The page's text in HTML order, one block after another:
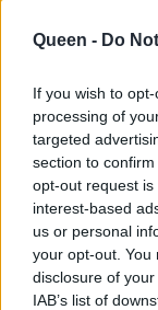
Queen - Do
If you wish to
processing of
targeted
section to
opt-out request
interest-based
us or personal
your opt-out. You
disclosure of
IAB’s list of